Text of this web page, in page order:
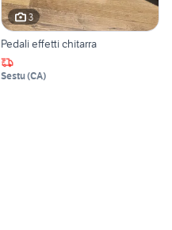
3
Pedali effetti chitarra
Sestu(CA)